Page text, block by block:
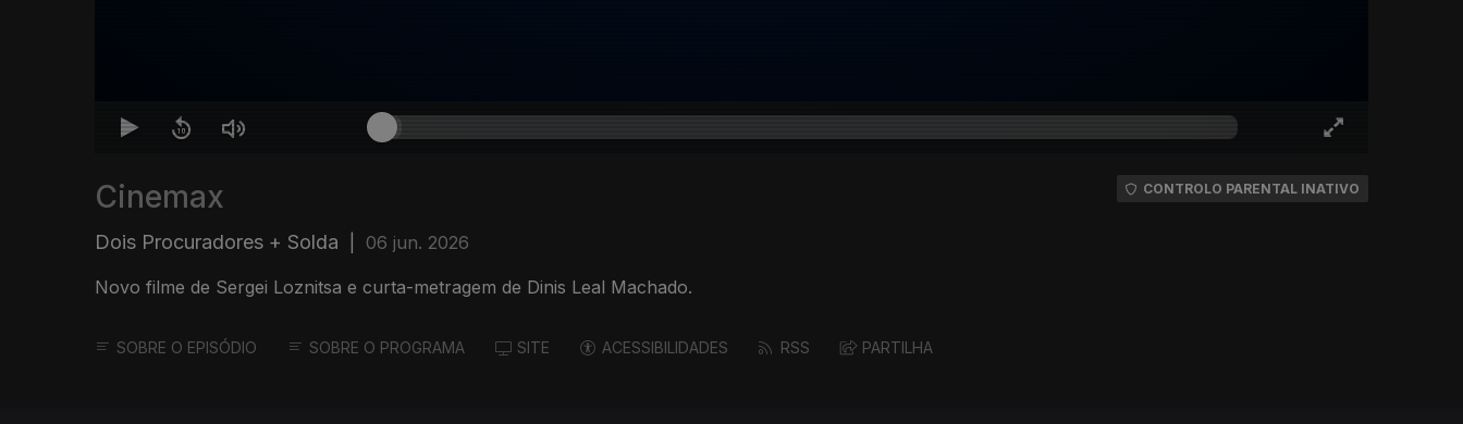
Cinemax
Dois Procuradores + Solda 06 jun. 2026
Novo filme de Sergei Loznitsa e curta-metragem de Dinis Leal Machado.
CONTROLO PARENTAL INATIVO
SOBRE O EPISÓDIO SOBRE O PROGRAMA SITE ACESSIBILIDADES RSS PARTILHA